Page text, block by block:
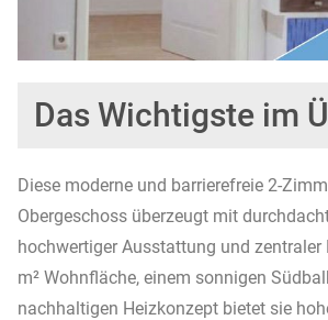
Das Wichtigste im
Diese moderne und barrierefreie 2-
Obergeschoss überzeugt mit
hochwertiger Ausstattung und zentraler
m² Wohnfläche, einem sonnigen
nachhaltigen Heizkonzept bietet sie